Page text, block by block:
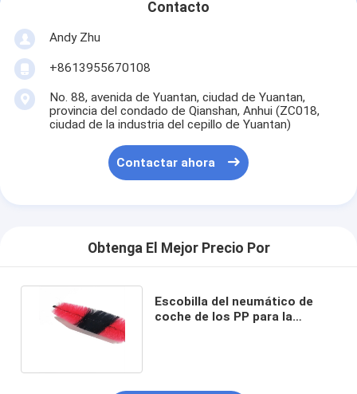
Contacto
Andy Zhu
+8613955670108
No. 88, avenida de Yuantan, ciudad de Yuantan,
provincia del condado de Qianshan, Anhui (ZC018,
ciudad de la industria del cepillo de Yuantan)
Contactar ahora
Obtenga El Mejor Precio Por
Escobilla del neumático de
coche de los PP para la